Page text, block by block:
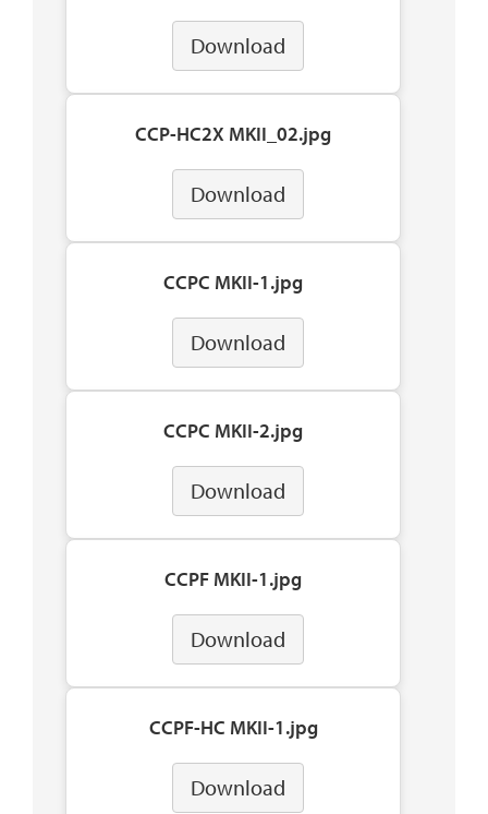
Download
CCP-HC2X MKII_02.jpg
Download
CCPC MKII-1.jpg
Download
CCPC MKII-2.jpg
Download
CCPF MKII-1.jpg
Download
CCPF-HC MKII-1.jpg
Download